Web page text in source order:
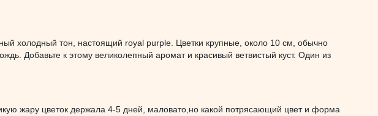
холодный тон, настоящий royal purple. Цветки крупные, около 10 см, обычно
Добавьте к этому великолепный аромат и красивый ветвистый куст. Один из
жару цветок держала 4-5 дней, маловато,но какой потрясающий цвет и форма